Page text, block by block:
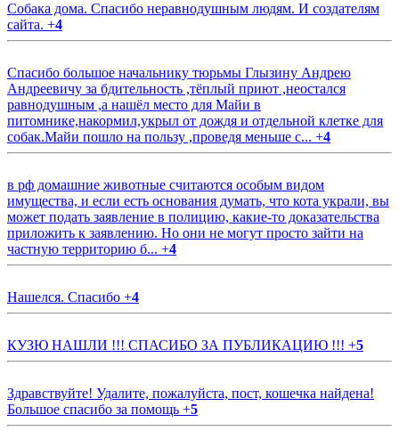
Собака дома. Спасибо неравнодушным людям. И создателям
сайта. +4
Спасибо большое начальнику тюрьмы Глызину Андрею
Андреевичу за бдительность ,тёплый приют ,неостался
равнодушным ,а нашёл место для Майи в
питомнике,накормил,укрыл от дождя и отдельной клетке для
собак.Майи пошло на пользу ,проведя меньше с... +4
в рф домашние животные считаются особым видом
имущества, и если есть основания думать, что кота украли, вы
может подать заявление в полицию, какие-то доказательства
приложить к заявлению. Но они не могут просто зайти на
частную территорию б... +4
Нашелся. Спасибо +4
КУЗЮ НАШЛИ !!! СПАСИБО ЗА ПУБЛИКАЦИЮ !!! +5
Здравствуйте! Удалите, пожалуйста, пост, кошечка найдена!
Большое спасибо за помощь +5